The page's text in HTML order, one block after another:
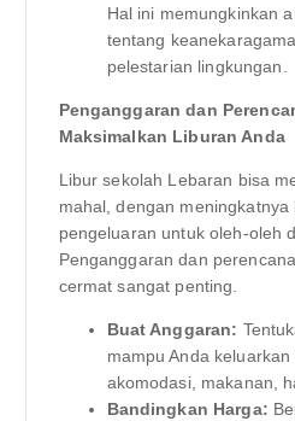
Hal ini memungkinkan
tentang
pelestarian lingkungan.
Penganggaran dan
Maksimalkan Liburan Anda
Libur sekolah Lebaran bisa
mahal, dengan
pengeluaran untuk oleh-oleh
Penganggaran dan
cermat sangat penting.
Buat Anggaran:
mampu Anda
akomodasi, makanan,
Bandingkan Harga: